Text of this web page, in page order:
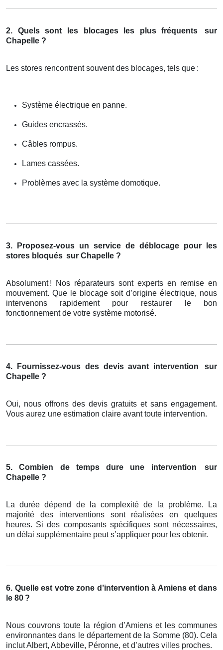
2. Quels sont les blocages les plus fréquents
sur
Chapelle ?
Les stores rencontrent souvent des blocages, tels que :
Système électrique en panne.
Guides encrassés.
Câbles rompus.
Lames cassées.
Problèmes avec la système domotique.
3. Proposez-vous un service de déblocage pour les
stores bloqués sur Chapelle ?
Absolument ! Nos réparateurs sont experts en remise en
mouvement. Que le blocage soit d’origineé lectrique, nous
intervenons rapidement pour restaurer le bon
fonctionnement de votre système motorisé.
4. Fournissez-vous des devis avant intervention
sur
Chapelle ?
Oui, nous offrons des devis gratuits et sans engagement.
Vous aurez une estimation claire avant toute intervention.
5. Combien de temps dure une intervention
sur
Chapelle ?
La durée dépend de la complexité de la problème. La
majorité des interventions sont réalisées en quelques
heures. Si des composants spécifiques sont nécessaires,
un délai supplémentaire peut s’appliquer pour les obtenir.
6. Quelle est votre zone d’intervention à Amiens et dans
le 80 ?
Nous couvrons toute la région d’Amiens et les communes
environnantes dans le département de la Somme (80). Cela
inclut Albert, Abbeville, Péronne, et d’autres villes proches.